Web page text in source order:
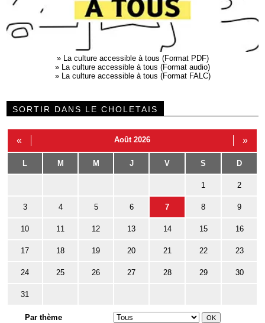
» La culture accessible à tous (Format PDF)
» La culture accessible à tous (Format audio)
» La culture accessible à tous (Format FALC)
SORTIR DANS LE CHOLETAIS
« Août 2026 »
L M M J V S D
1 2
3 4 5 6 7 8 9
10 11 12 13 14 15 16
17 18 19 20 21 22 23
24 25 26 27 28 29 30
31
Par thème